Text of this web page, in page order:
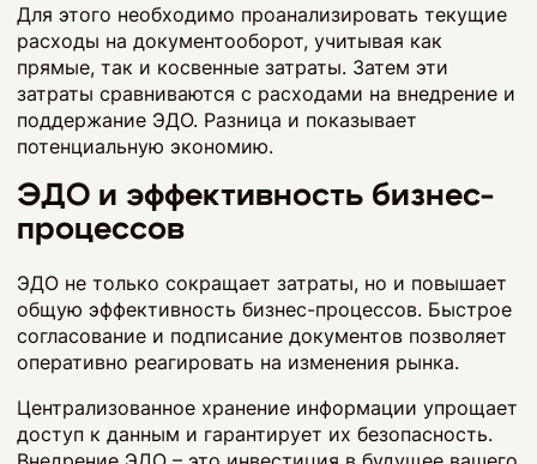
Для этого необходимо проанализировать текущие
расходы на документооборот, учитывая как
прямые, так и косвенные затраты. Затем эти
затраты сравниваются с расходами на внедрение и
поддержание ЭДО. Разница и показывает
потенциальную экономию.
ЭДО и эффективность бизнес-
процессов
ЭДО не только сокращает затраты, но и повышает
общую эффективность бизнес-процессов. Быстрое
согласование и подписание документов позволяет
оперативно реагировать на изменения рынка.
Централизованное хранение информации упрощает
доступ к данным и гарантирует их безопасность.